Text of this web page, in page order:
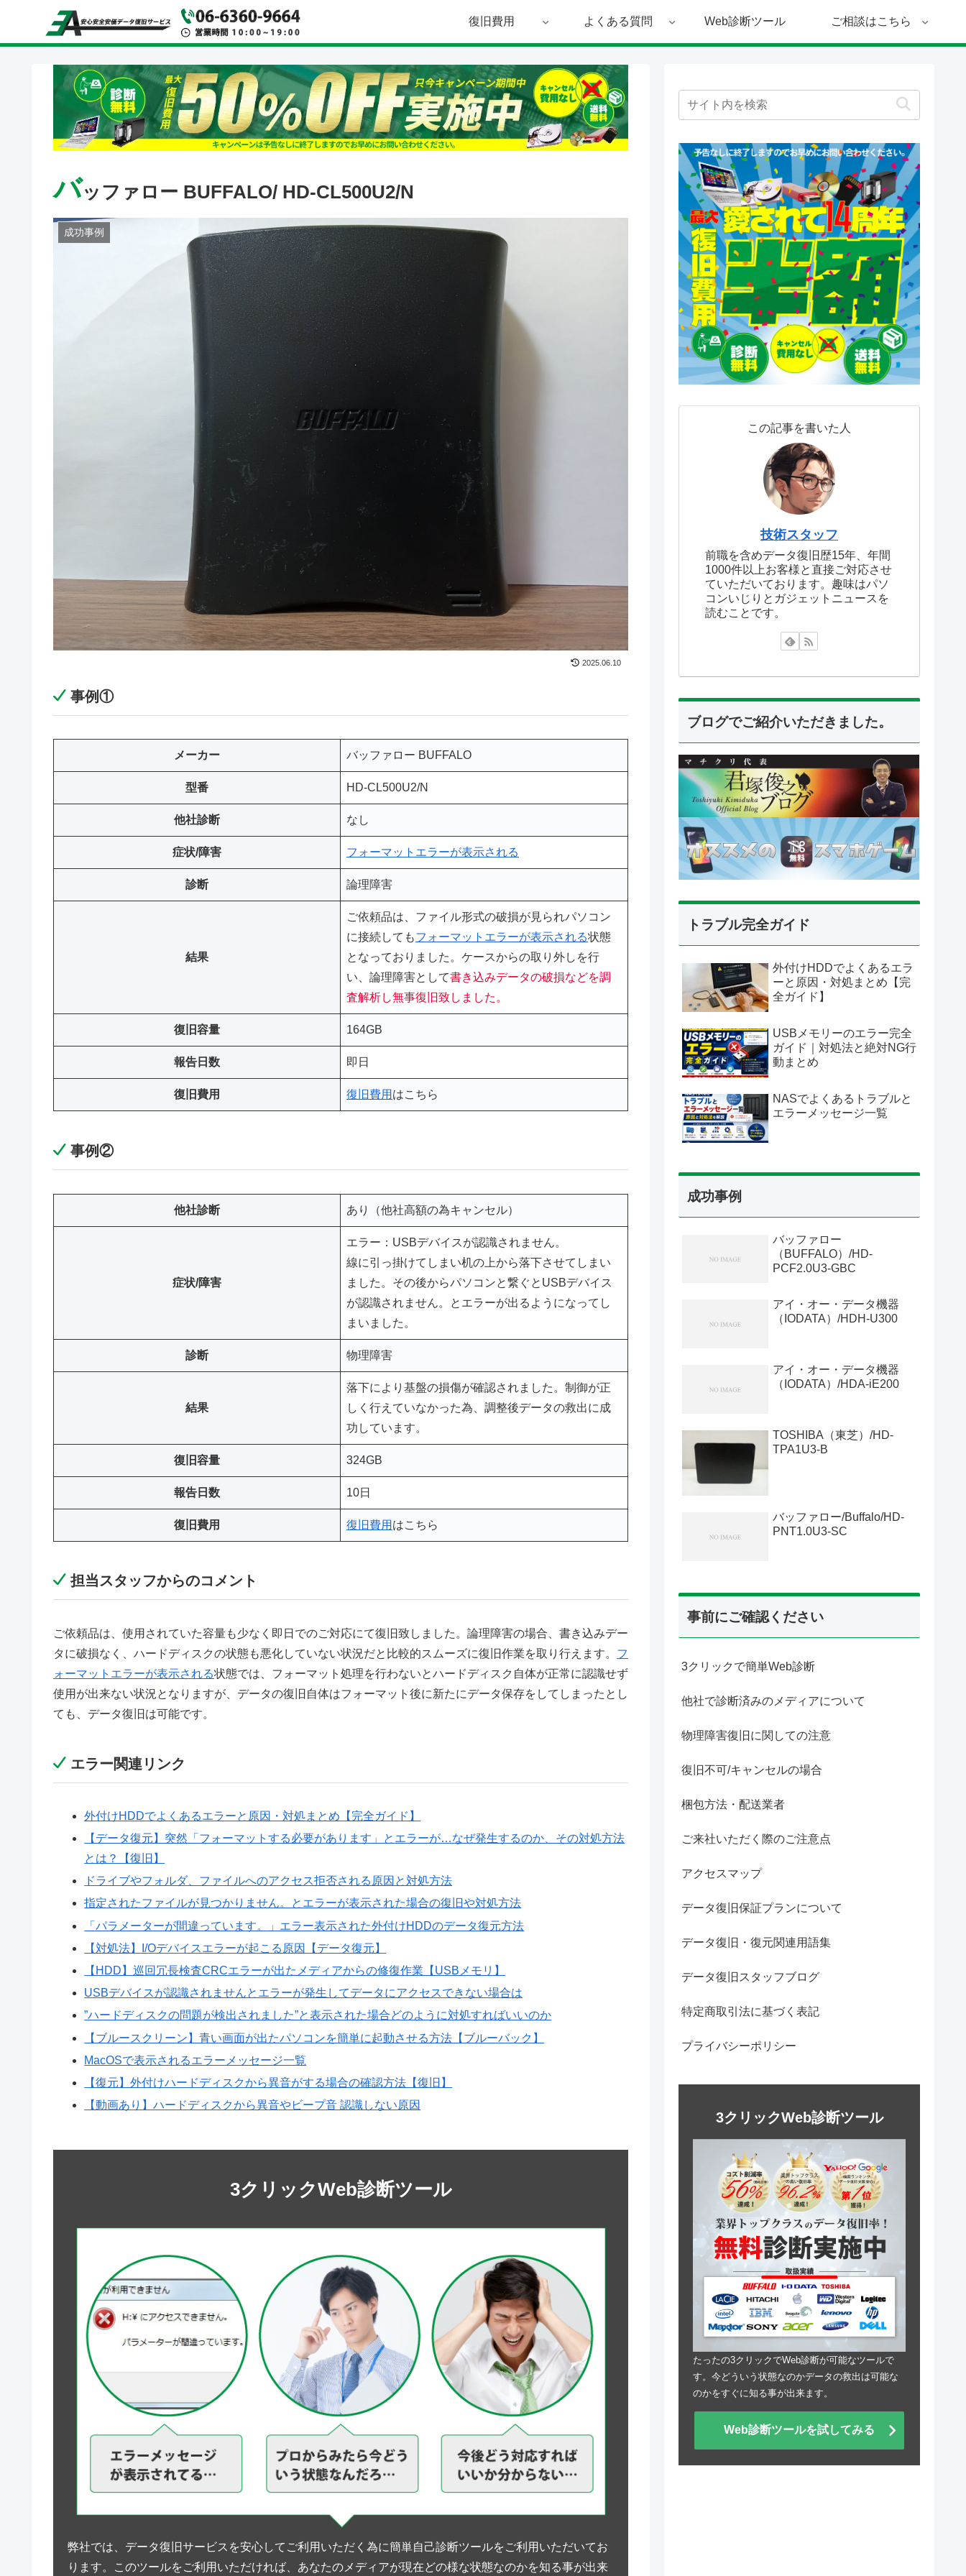
復旧費用 よくある質問 Web診断ツール ご相談はこちら
バッファロー BUFFALO/ HD-CL500U2/N
成功事例
2025.06.10
事例①
メーカー バッファロー BUFFALO
型番 HD-CL500U2/N
他社診断 なし
症状/障害 フォーマットエラーが表示される
診断 論理障害
結果
ご依頼品は、ファイル形式の破損が見られパソコン
に接続してもフォーマットエラーが表示される状態
となっておりました。ケースからの取り外しを行
い、論理障害として書き込みデータの破損などを調
査解析し無事復旧致しました。
復旧容量 164GB
報告日数 即日
復旧費用 復旧費用 はこちら
事例②
他社診断 あり（他社高額の為キャンセル）
症状/障害
エラー：USBデバイスが認識されません。
線に引っ掛けてしまい机の上から落下させてしまい
ました。その後からパソコンと繋ぐとUSBデバイス
が認識されません。とエラーが出るようになってし
まいました。
診断 物理障害
結果
落下により基盤の損傷が確認されました。制御が正
しく行えていなかった為、調整後データの救出に成
功しています。
復旧容量 324GB
報告日数 10日
復旧費用 復旧費用 はこちら
担当スタッフからのコメント
ご依頼品は、使用されていた容量も少なく即日でのご対応にて復旧致しました。論理障害の場合、書き込みデー
タに破損なく、ハードディスクの状態も悪化していない状況だと比較的スムーズに復旧作業を取り行えます。 フ
ォーマットエラーが表示される状態では、フォーマット処理を行わないとハードディスク自体が正常に認識せず
使用が出来ない状況となりますが、データの復旧自体はフォーマット後に新たにデータ保存をしてしまったとし
ても、データ復旧は可能です。
エラー関連リンク
外付けHDDでよくあるエラーと原因・対処まとめ【完全ガイド】
【データ復元】突然「フォーマットする必要があります」とエラーが…なぜ発生するのか、その対処方法
とは？【復旧】
ドライブやフォルダ、ファイルへのアクセス拒否される原因と対処方法
指定されたファイルが見つかりません。とエラーが表示された場合の復旧や対処方法
「パラメーターが間違っています。」エラー表示された外付けHDDのデータ復元方法
【対処法】I/Oデバイスエラーが起こる原因【データ復元】
【HDD】巡回冗長検査CRCエラーが出たメディアからの修復作業【USBメモリ】
USBデバイスが認識されませんとエラーが発生してデータにアクセスできない場合は
”ハードディスクの問題が検出されました”と表示された場合どのように対処すればいいのか
【ブルースクリーン】青い画面が出たパソコンを簡単に起動させる方法【ブルーバック】
MacOSで表示されるエラーメッセージ一覧
【復元】外付けハードディスクから異音がする場合の確認方法【復旧】
【動画あり】ハードディスクから異音やビープ音 認識しない原因
3クリックWeb診断ツール
弊社では、データ復旧サービスを安心してご利用いただく為に簡単自己診断ツールをご利用いただいてお
ります。このツールをご利用いただければ、あなたのメディアが現在どの様な状態なのかを知る事が出来
この記事を書いた人
技術スタッフ
前職を含めデータ復旧歴15年、年間
1000件以上お客様と直接ご対応させ
ていただいております。趣味はパソ
コンいじりとガジェットニュースを
読むことです。
ブログでご紹介いただきました。
トラブル完全ガイド
外付けHDDでよくあるエラ
ーと原因・対処まとめ【完
全ガイド】
USBメモリーのエラー完全
ガイド｜対処法と絶対NG行
動まとめ
NASでよくあるトラブルと
エラーメッセージ一覧
成功事例
バッファロー
（BUFFALO）/HD-
PCF2.0U3-GBC
アイ・オー・データ機器
（IODATA）/HDH-U300
アイ・オー・データ機器
（IODATA）/HDA-iE200
TOSHIBA（東芝）/HD-
TPA1U3-B
バッファロー/Buffalo/HD-
PNT1.0U3-SC
事前にご確認ください
3クリックで簡単Web診断
他社で診断済みのメディアについて
物理障害復旧に関しての注意
復旧不可/キャンセルの場合
梱包方法・配送業者
ご来社いただく際のご注意点
アクセスマップ
データ復旧保証プランについて
データ復旧・復元関連用語集
データ復旧スタッフブログ
特定商取引法に基づく表記
プライバシーポリシー
3クリックWeb診断ツール
たったの3クリックでWeb診断が可能なツールで
す。今どういう状態なのかデータの救出は可能な
のかをすぐに知る事が出来ます。
Web診断ツールを試してみる